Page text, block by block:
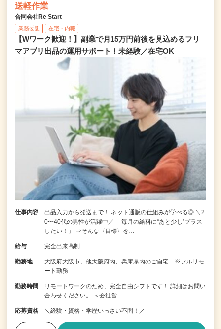
送軽作業
合同会社Re Start
業務委託 在宅・内職
【Wワーク歓迎！】副業で月15万円前後を見込めるフリ
マアプリ出品の運用サポート！未経験／在宅OK
仕事内容
出品入力から発送まで！ ネット通販の仕組みが学べる◎ ＼2
0〜40代の男性が活躍中／ 「毎月の給料に“あと少し”プラス
したい！」 ⇒そんな〈目標〉を…
給与 完全出来高制
勤務地
大阪府大阪市、他大阪府内、兵庫県内のご自宅 ※フルリモ
ート勤務
勤務時間
リモートワークのため、完全自由シフトです！ 詳細はお問い
合わせください。 ＜会社営…
応募資格 ＼経験・資格・学歴いっさい不問！／